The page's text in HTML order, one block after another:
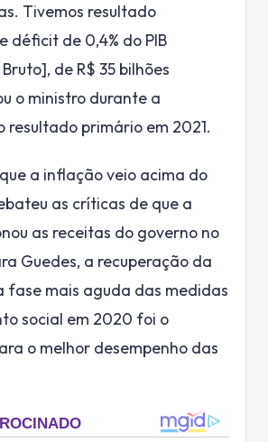
Tivemos resultado
déficit de 0,4% do PIB
de R$ 35 bilhões
o ministro durante a
resultado primário em 2021.
a inflação veio acima do
as críticas de que a
as receitas do governo no
Guedes, a recuperação da
fase mais aguda das medidas
social em 2020 foi o
o melhor desempenho das